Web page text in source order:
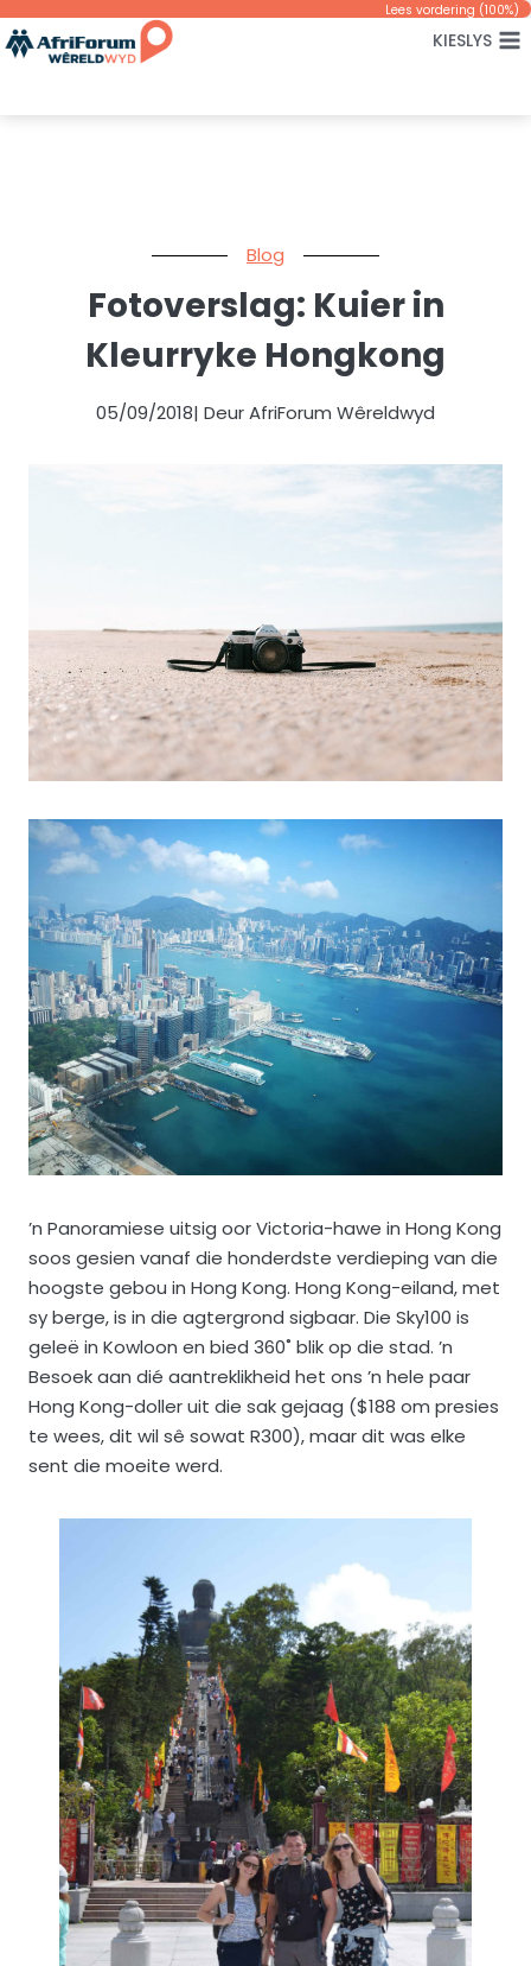
Skip
to
Lees vordering (100%)
KIESLYS
Blog
Fotoverslag: Kuier in
Kleurryke Hongkong
05/09/2018| Deur AfriForum Wêreldwyd
’n Panoramiese uitsig oor Victoria-hawe in Hong Kong
soos gesien vanaf die honderdste verdieping van die
hoogste gebou in Hong Kong. Hong Kong-eiland, met
sy berge, is in die agtergrond sigbaar. Die Sky100 is
geleë in Kowloon en bied 360˚ blik op die stad. ’n
Besoek aan dié aantreklikheid het ons ’n hele paar
Hong Kong-doller uit die sak gejaag ($188 om presies
te wees, dit wil sê sowat R300), maar dit was elke
sent die moeite werd.